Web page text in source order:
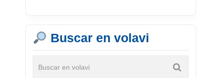
Buscar en volavi